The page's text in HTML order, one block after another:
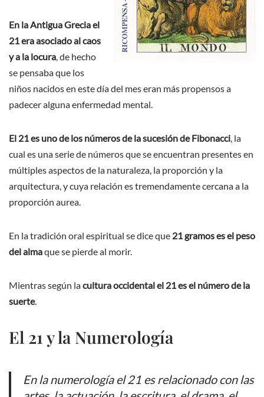
En la Antigua Grecia el
21 era asociado al caos
y a la locura, de hecho
se pensaba que los
niños nacidos en este día del mes eran más propensos a
padecer alguna enfermedad mental.
El 21 es uno de los números de la sucesión de Fibonacci, la
cual es una serie de números que se encuentran presentes en
múltiples aspectos de la naturaleza, la proporción y la
arquitectura, y cuya relación es tremendamente cercana a la
proporción aurea.
En la tradición oral espiritual se dice que 21 gramos es el peso
del almaque se pierde al morir.
Mientras según lacultura occidental el 21 es el número de la
suerte.
El 21 y la Numerología
En la numerología el 21 es relacionado con las